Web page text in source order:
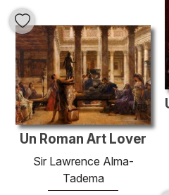
Un Roman Art Lover
Sir Lawrence Alma-
Tadema